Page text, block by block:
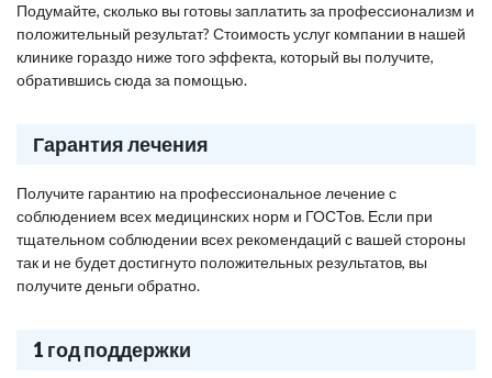
Подумайте, сколько вы готовы заплатить за профессионализм и
положительный результат? Стоимость услуг компании в нашей
клинике гораздо ниже того эффекта, который вы получите,
обратившись сюда за помощью.
Гарантия лечения
Получите гарантию на профессиональное лечение с
соблюдением всех медицинских норм и ГОСТов. Если при
тщательном соблюдении всех рекомендаций с вашей стороны
так и не будет достигнуто положительных результатов, вы
получите деньги обратно.
1 год поддержки